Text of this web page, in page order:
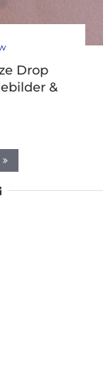
Drop
&